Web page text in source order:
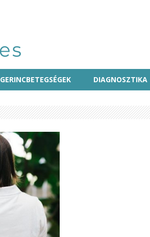
GERINCBETEGSÉGEK DIAGNOSZTIKA